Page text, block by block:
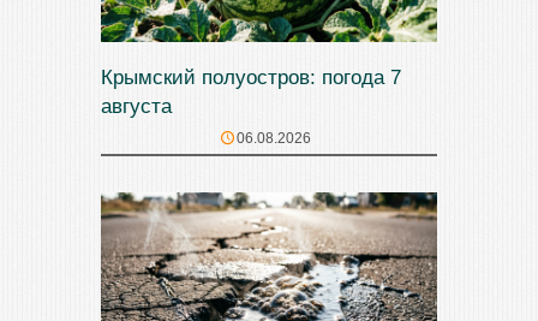
Крымский полуостров: погода 7
августа
06.08.2026